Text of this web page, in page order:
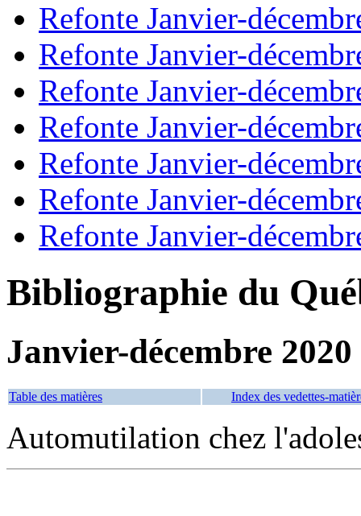
Refonte Janvier-
Refonte Janvier-
Refonte Janvier-
Refonte Janvier-
Refonte Janvier-
Refonte Janvier-
Refonte Janvier-
Bibliographie du
Janvier-décembre 2020
Table des matières Index des vedettes-
Automutilation chez